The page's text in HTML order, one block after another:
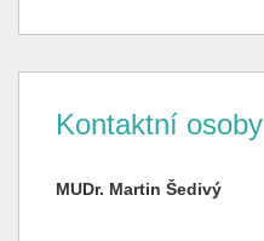
Kontaktní osoby
MUDr. Martin Šedivý